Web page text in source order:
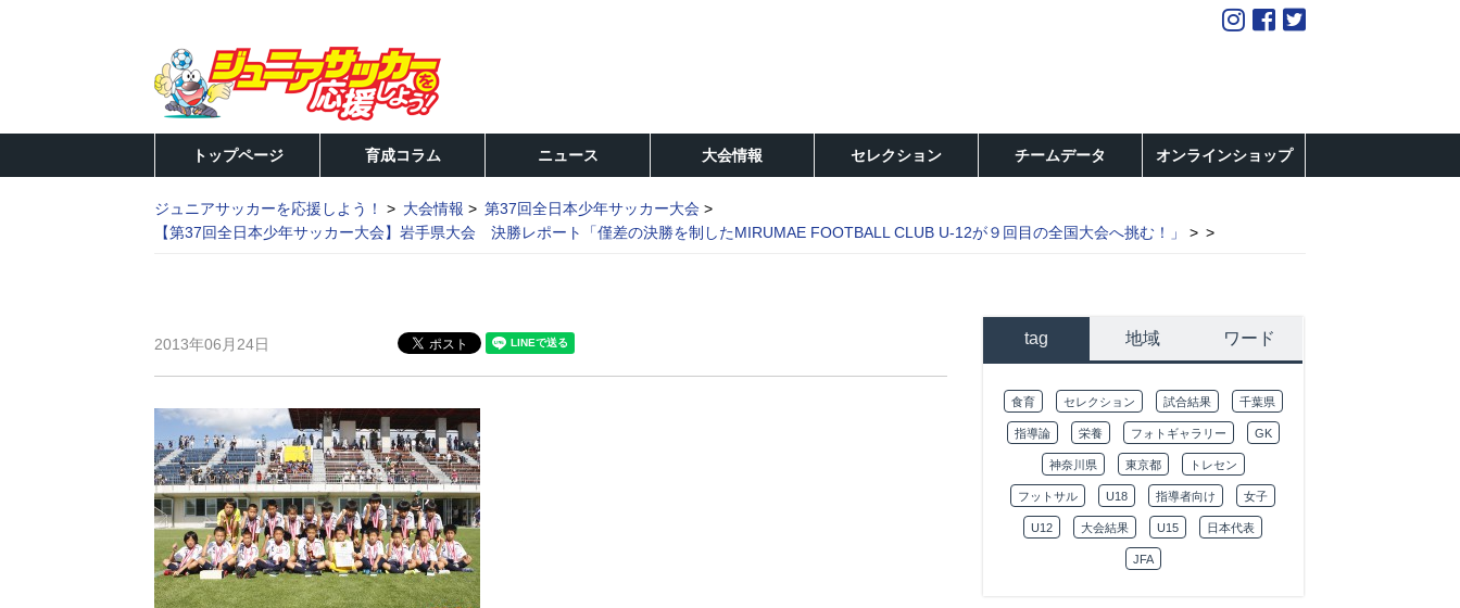
トップページ 育成コラム ニュース 大会情報 セレクション チームデータ オンラインショップ
ジュニアサッカーを応援しよう！ 大会情報
第37回全日本少年サッカー大会
【第37回全日本少年サッカー大会】岩手県大会 決勝レポート「僅差の決勝を制したMIRUMAE FOOTBALL CLUB U-12が９回目の全国大会へ挑む！」
2013年06月24日 tag 地域 ワード
食育 セレクション 試合結果 千葉県
指導論 栄養 フォトギャラリー GK
神奈川県 東京都 トレセン
フットサル U18 指導者向け 女子
U12 大会結果 U15 日本代表
JFA